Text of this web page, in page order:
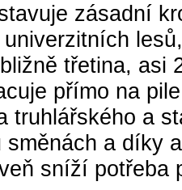
zásadní
třetina, asi
přímo na
truhlářského a
směnách a díky
sníží potřeba